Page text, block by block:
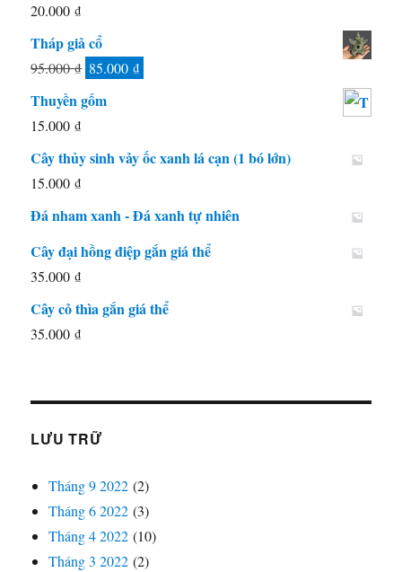
20.000₫
Tháp giả cổ
95.000₫ Giá
gốc
85.000₫
85.000 ₫.
Thuyền gốm
15.000₫
Cây thủy sinh vảy ốc xanh lá cạn (1 bó lớn)
15.000₫
Đá nham xanh - Đá xanh tự nhiên
Cây đại hồng điệp gắn giá thể
35.000₫
Cây cỏ thìa gắn giá thể
35.000₫
LƯU TRỮ
Tháng 9 2022 (2)
Tháng 6 2022 (3)
Tháng 4 2022 (10)
Tháng 3 2022 (2)